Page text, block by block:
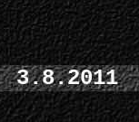
3.8.2011